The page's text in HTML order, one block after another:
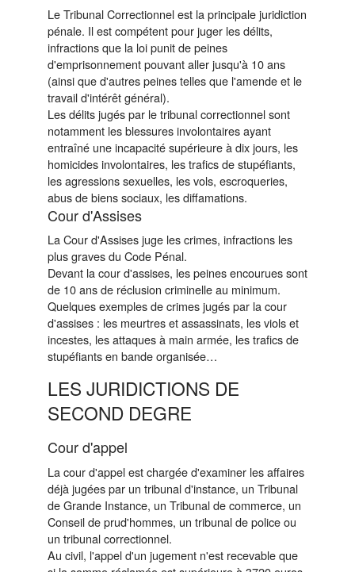
Le Tribunal Correctionnel est la principale juridiction
pénale. Il est compétent pour juger les délits,
infractions que la loi punit de peines
d'emprisonnement pouvant aller jusqu'à 10 ans
(ainsi que d'autres peines telles que l'amende et le
travail d'intérêt général).
Les délits jugés par le tribunal correctionnel sont
notamment les blessures involontaires ayant
entraîné une incapacité supérieure à dix jours, les
homicides involontaires, les trafics de stupéfiants,
les agressions sexuelles, les vols, escroqueries,
abus de biens sociaux, les diffamations.
Cour d'Assises
La Cour d'Assises juge les crimes, infractions les
plus graves du Code Pénal.
Devant la cour d'assises, les peines encourues sont
de 10 ans de réclusion criminelle au minimum.
Quelques exemples de crimes jugés par la cour
d'assises : les meurtres et assassinats, les viols et
incestes, les attaques à main armée, les trafics de
stupéfiants en bande organisée…
LES JURIDICTIONS DE
SECOND DEGRE
Cour d'appel
La cour d'appel est chargée d'examiner les affaires
déjà jugées par un tribunal d'instance, un Tribunal
de Grande Instance, un Tribunal de commerce, un
Conseil de prud'hommes, un tribunal de police ou
un tribunal correctionnel.
Au civil, l'appel d'un jugement n'est recevable que